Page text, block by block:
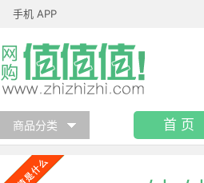
手机 APP
商品分类 首 页